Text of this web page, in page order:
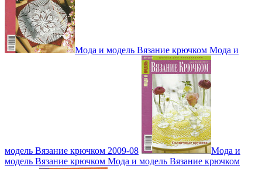
Мода и модель Вязание крючком Мода и
модель Вязание крючком 2009-08
Мода и
модель Вязание крючком Мода и модель Вязание крючком